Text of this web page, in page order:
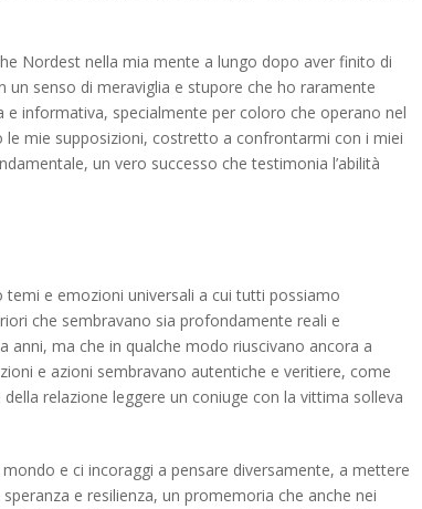
Nordest nella mia mente a lungo dopo aver finito di
senso di meraviglia e stupore che ho raramente
informativa, specialmente per coloro che operano nel
mie supposizioni, costretto a confrontarmi con i miei
un vero successo che testimonia l’abilità
e emozioni universali a cui tutti possiamo
che sembravano sia profondamente reali e
ma che in qualche modo riuscivano ancora a
e azioni sembravano autentiche e veritiere, come
relazione leggere un coniuge con la vittima solleva
e ci incoraggi a pensare diversamente, a mettere
e resilienza, un promemoria che anche nei